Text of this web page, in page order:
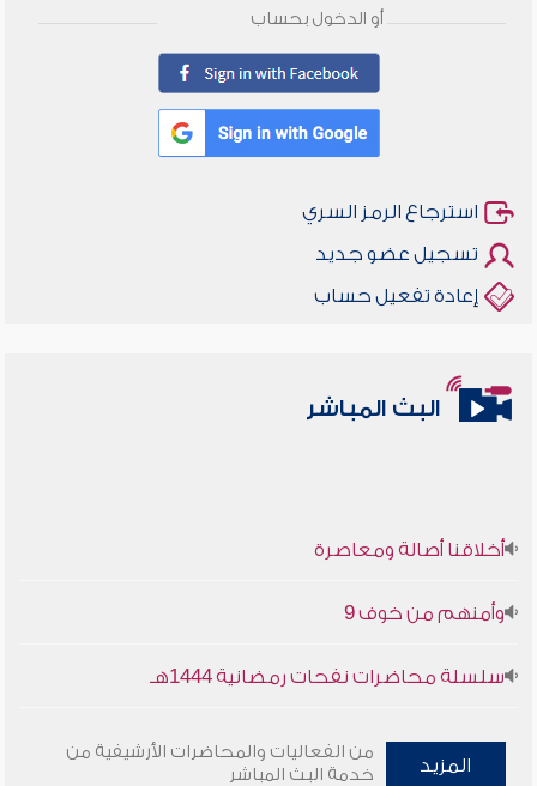
أو الدخول بحساب
استرجاع الرمز السري
تسجيل عضو جديد
إعادة تفعيل حساب
البث المباشر
وأمنهم من خوف 9
المزيد
من الفعاليات والمحاضرات الأرشيفية من
خدمة البث المباشر